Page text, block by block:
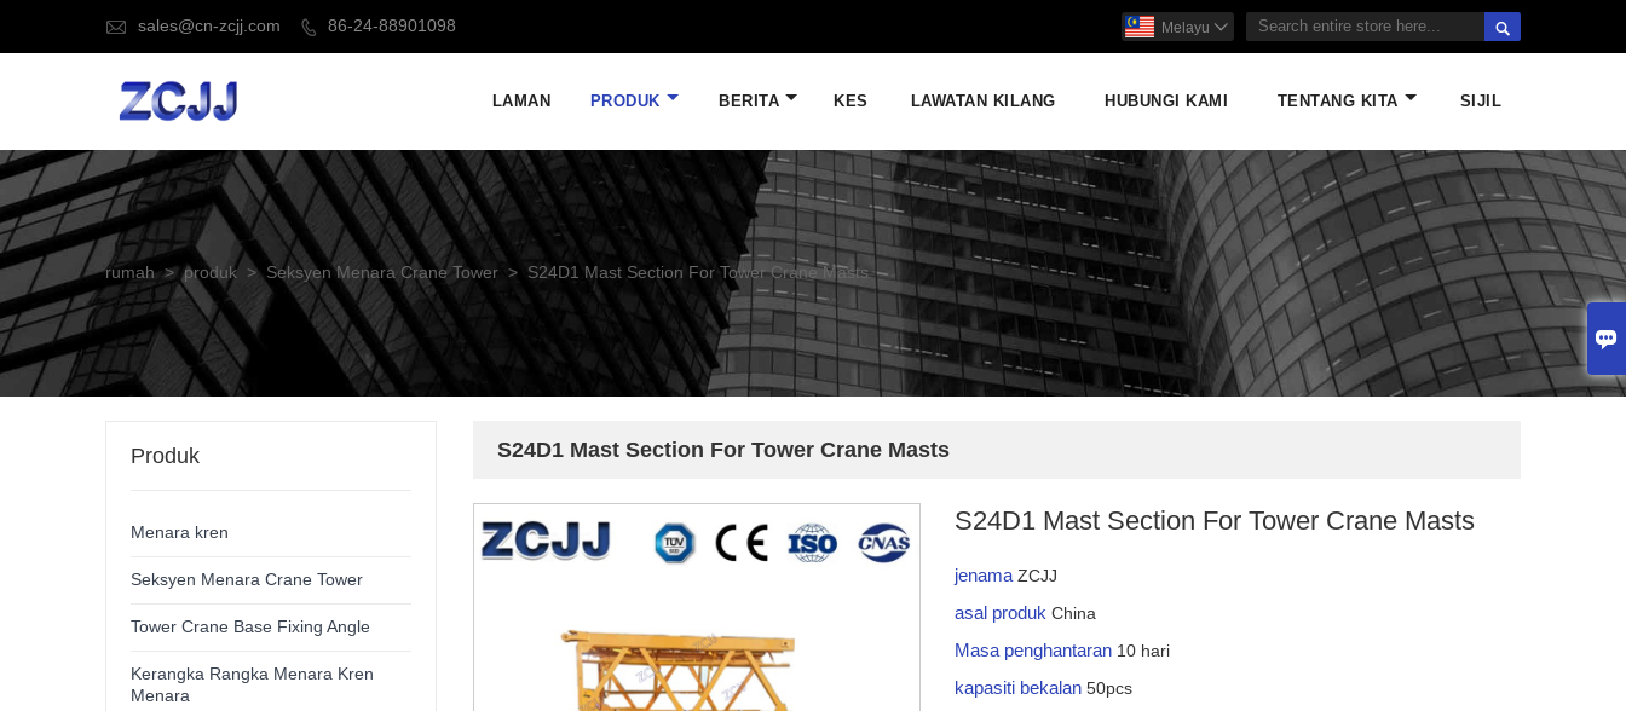

 sales@cn-zcjj.com  86-24-88901098 
Melayu 
LAMAN PRODUK BERITA KES LAWATAN KILANG HUBUNGI KAMI TENTANG KITA SIJIL
rumah > produk > Seksyen Menara Crane Tower > S24D1 Mast Section For Tower Crane Masts
S24D1 Mast Section For Tower Crane Masts
S24D1 Mast Section For Tower Crane Masts
jenamaZCJJ
asal produkChina
Masa penghantaran 10 hari
kapasiti bekalan50pcs
Produk
Menara kren
Seksyen Menara Crane Tower
Tower Crane Base Fixing Angle
Kerangka Rangka Menara Kren
Menara